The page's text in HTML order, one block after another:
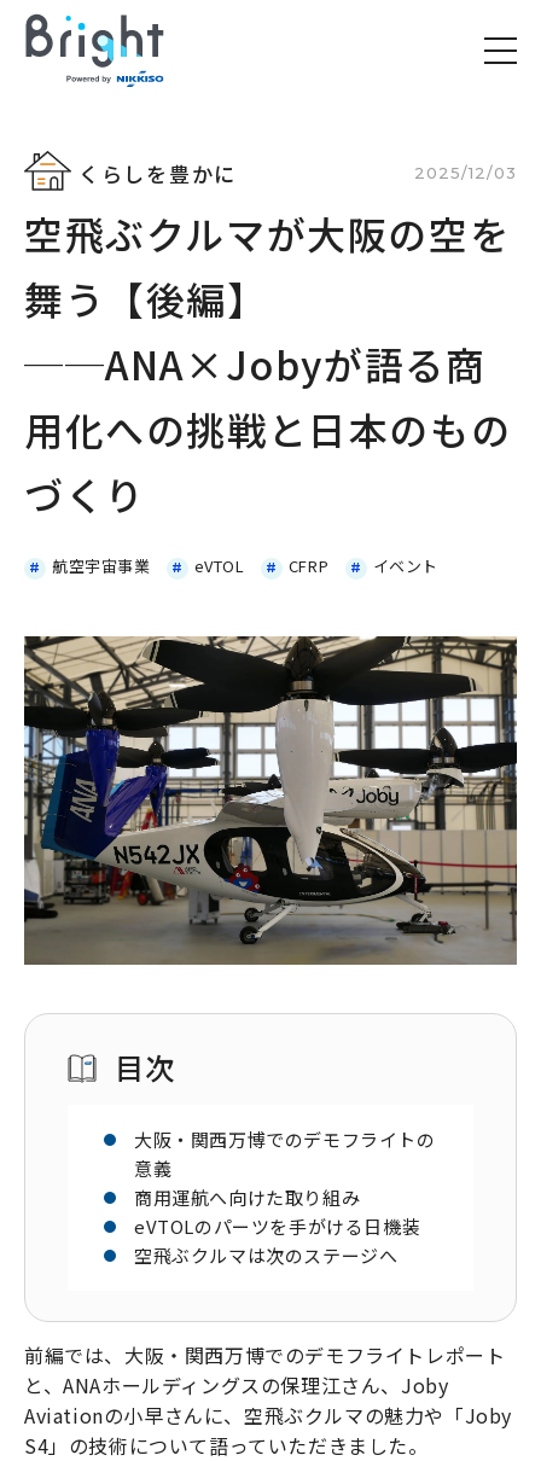
くらしを豊かに 2025/12/03
空飛ぶクルマが大阪の空を
舞う【後編】
──ANA×Jobyが語る商
用化への挑戦と日本のもの
づくり
航空宇宙事業 eVTOL CFRP イベント
目次
大阪・関西万博でのデモフライトの
意義
商用運航へ向けた取り組み
eVTOLのパーツを手がける日機装
空飛ぶクルマは次のステージへ
前編では、大阪・関西万博でのデモフライトレポート
と、ANAホールディングスの保理江さん、Joby
Aviationの小早さんに、空飛ぶクルマの魅力や「Joby
S4」の技術について語っていただきました。